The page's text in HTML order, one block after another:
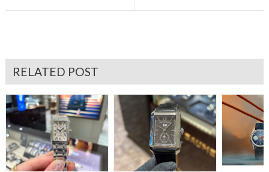
RELATED POST